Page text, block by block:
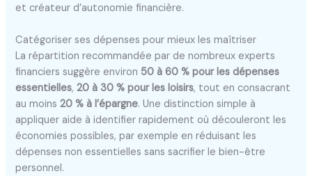
et créateur d’autonomie financière.
Catégoriser ses dépenses pour mieux les maîtriser
La répartition recommandée par de nombreux experts
financiers suggère environ 50 à 60 % pour les dépenses
essentielles,20 à 30 % pour les loisirs, tout en consacrant
au moins20 % à l’épargne. Une distinction simple à
appliquer aide à identifier rapidement où découleront les
économies possibles, par exemple en réduisant les
dépenses non essentielles sans sacrifier le bien-être
personnel.